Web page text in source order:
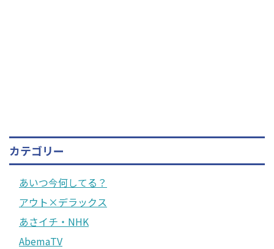
カテゴリー
あいつ今何してる？
アウト×デラックス
あさイチ・NHK
AbemaTV